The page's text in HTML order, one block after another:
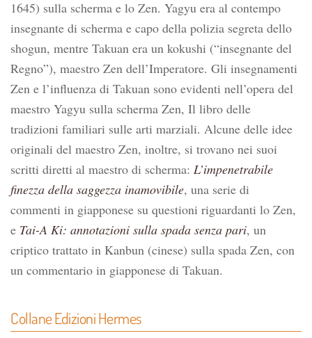
1645) sulla scherma e lo Zen. Yagyu era al contempo
insegnante di scherma e capo della polizia segreta dello
shogun, mentre Takuan era un kokushi (“insegnante del
Regno”), maestro Zen dell’Imperatore. Gli insegnamenti
Zen e l’influenza di Takuan sono evidenti nell’opera del
maestro Yagyu sulla scherma Zen, Il libro delle
tradizioni familiari sulle arti marziali. Alcune delle idee
originali del maestro Zen, inoltre, si trovano nei suoi
scritti diretti al maestro di scherma: L’impenetrabile
finezza della saggezza inamovibile, una serie di
commenti in giapponese su questioni riguardanti lo Zen,
e Tai-A Ki: annotazioni sulla spada senza pari, un
criptico trattato in Kanbun (cinese) sulla spada Zen, con
un commentario in giapponese di Takuan.
Collane Edizioni Hermes